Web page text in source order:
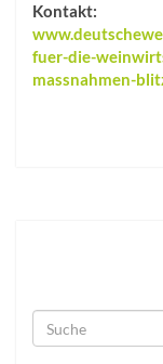
Kontakt:
fuer-die-
massnahmen-